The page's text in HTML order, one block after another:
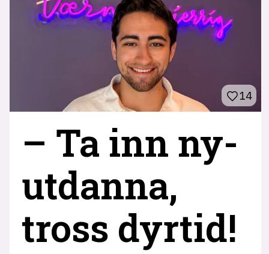
14
– Ta inn ny­
utdanna,
tross dyrtid!